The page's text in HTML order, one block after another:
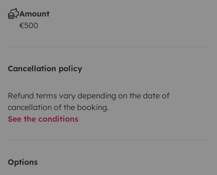
Amount
€500
Cancellation policy
Refund terms vary depending on the date of
cancellation of the booking.
See the conditions
Options